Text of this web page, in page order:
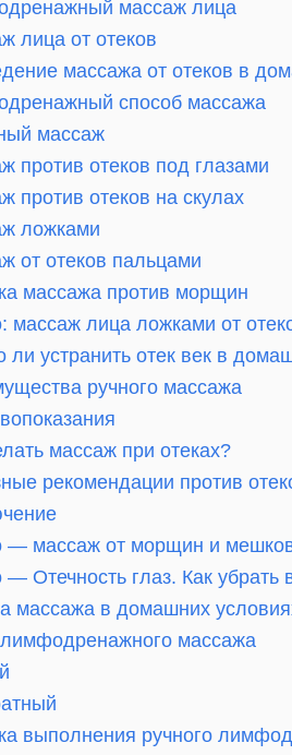
массаж лица
лица от отеков
массажа от отеков в
способ массажа
массаж
против отеков под глазами
против отеков на скулах
ложками
от отеков пальцами
массажа против морщин
массаж лица ложками от
ли устранить отек век в
ручного массажа
массаж при отеках?
рекомендации против
— массаж от морщин и
— Отечность глаз. Как
массажа в домашних
массажа
выполнения ручного